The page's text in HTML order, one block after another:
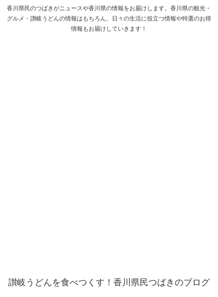
香川県民のつばきがニュースや香川県の情報をお届けします。香川県の観光・
グルメ・讃岐うどんの情報はもちろん、日々の生活に役立つ情報や特選のお得
情報もお届けしていきます！
讃岐うどんを食べつくす！香川県民つばきのブログ